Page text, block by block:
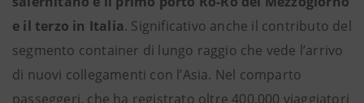
e il terzo in Italia. Significativo anche il contributo del
segmento container di lungo raggio che vede l’arrivo
di nuovi collegamenti con l’Asia. Nel comparto
passeggeri, che ha registrato oltre 400.000 viaggiatori